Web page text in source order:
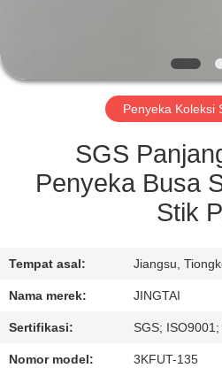
KUALITAS
HUBUNGI
BERITA
KASUS
Penyeka Koleksi
SGS
Penyeka Busa
Stik
Tempat asal: Jiangsu,
Nama merek: JINGTAI
Sertifikasi: SGS; ISO9001;
Nomor model: 3KFUT-135